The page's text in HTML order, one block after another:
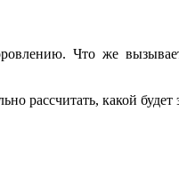
Что же
рассчитать, какой будет